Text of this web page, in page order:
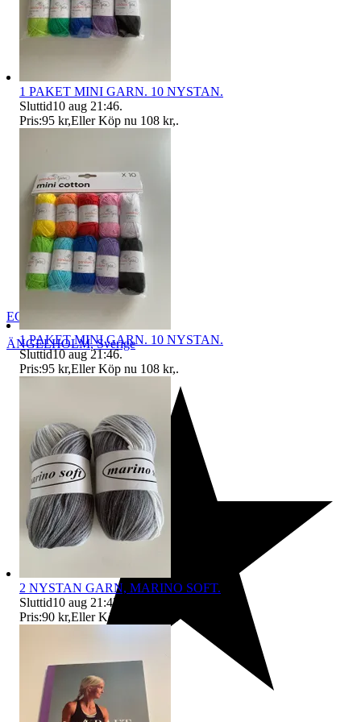
EGA_2009
ÄNGELHOLM,Sverige
1 PAKET MINI GARN. 10 NYSTAN.
Sluttid10 aug 21:46.
Pris:95 kr,Eller Köp nu 108 kr,.
1 PAKET MINI GARN. 10 NYSTAN.
Sluttid10 aug 21:46.
Pris:95 kr,Eller Köp nu 108 kr,.
2 NYSTAN GARN, MARINO SOFT.
Sluttid10 aug 21:47
Pris:90 kr,Eller Köp nu .